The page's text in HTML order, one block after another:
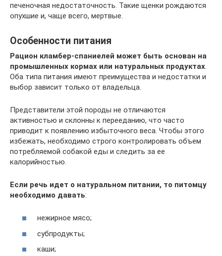
печеночная недостаточность. Такие щенки рождаются
опухшие и, чаще всего, мертвые.
Особенности питания
Рацион кламбер-спаниелей может быть основан на
промышленных кормах или натуральных продуктах
Оба типа питания имеют преимущества и недостатки и
выбор зависит только от владельца.
Представители этой породы не отличаются
активностью и склонны к перееданию, что часто
приводит к появлению избыточного веса. Чтобы этого
избежать, необходимо строго контролировать объем
потребляемой собакой еды и следить за ее
калорийностью.
Если речь идет о натуральном питании, то питомцу
необходимо давать:
нежирное мясо;
субпродукты;
каши;